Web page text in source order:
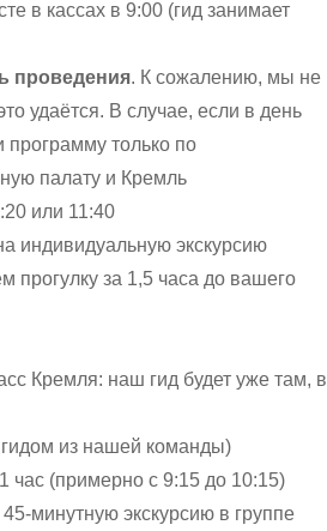
в кассах в 9:00 (гид занимает
проведения. К сожалению, мы не
удаётся. В случае, если в день
только по
палату и Кремль
или 11:40
индивидуальную экскурсию
за 1,5 часа до вашего
Кремля: наш гид будет уже там, в
из нашей команды)
час (примерно с 9:15 до 10:15)
минутную экскурсию в группе